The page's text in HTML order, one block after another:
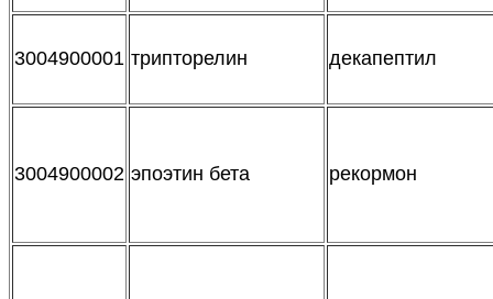
3004900001 трипторелин декапептил
3004900002 эпоэтин бета рекормон